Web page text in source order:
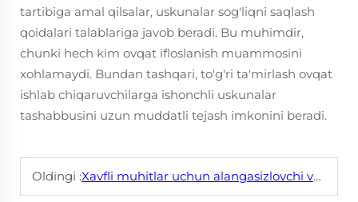
tartibiga amal qilsalar, uskunalar sog'liqni saqlash
qoidalari talablariga javob beradi. Bu muhimdir,
chunki hech kim ovqat ifloslanish muammosini
xohlamaydi. Bundan tashqari, to'g'ri ta'mirlash ovqat
ishlab chiqaruvchilarga ishonchli uskunalar
tashabbusini uzun muddatli tejash imkonini beradi.
Oldingi :Xavfli muhitlar uchun alangasizlovchi vositalar nima uchun muhim?